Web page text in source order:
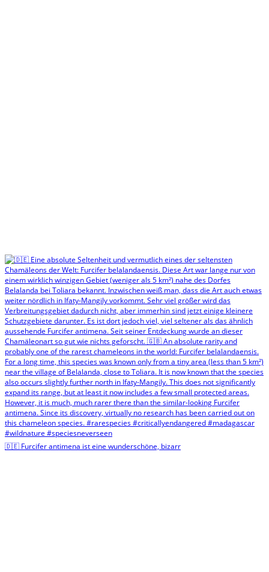
🇩🇪 Furcifer antimena ist eine wunderschöne, bizarr